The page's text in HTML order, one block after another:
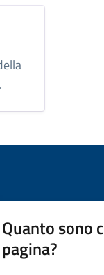
Quanto sono
pagina?